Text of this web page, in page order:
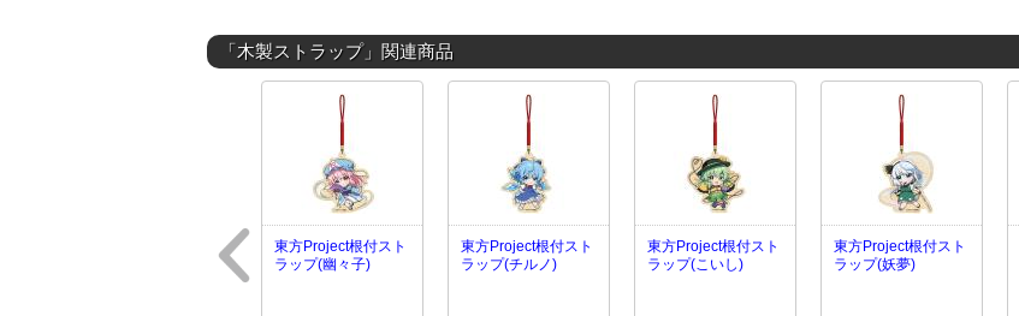
「木製ストラップ」関連商品
東方Project根付スト
ラップ(幽々子)
東方Project根付スト
ラップ(チルノ)
東方Project根付スト
ラップ(こいし)
東方Project根付スト
ラップ(妖夢)